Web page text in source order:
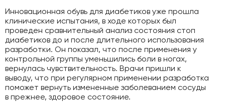
Инновационная обувь для диабетиков уже прошла
клинические испытания, в ходе которых был
проведен сравнительный анализ состояния стоп
диабетиков до и после длительного использования
разработки. Он показал, что после применения у
контрольной группы уменьшились боли в ногах,
вернулась чувствительность. Врачи пришли к
выводу, что при регулярном применении разработка
поможет вернуть измененные заболеванием сосуды
в прежнее, здоровое состояние.